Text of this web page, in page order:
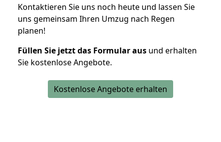
Kontaktieren Sie uns noch heute und lassen Sie
uns gemeinsam Ihren Umzug nach Regen
planen!
Füllen Sie jetzt das Formular aus und erhalten
Sie kostenlose Angebote.
Kostenlose Angebote erhalten